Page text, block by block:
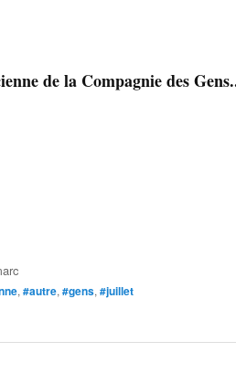
de la Compagnie des
, #autre, #gens, #juillet